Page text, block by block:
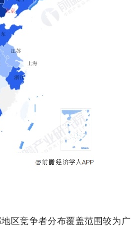
区竞争者分布覆盖范围较为广